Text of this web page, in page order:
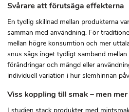
Svårare att förutsäga effekterna
En tydlig skillnad mellan produkterna
samman med användning. För
mellan högre konsumtion och mer
snus sågs inget tydligt samband
förändringar och mängd eller
individuell variation i hur slemhinnan
Viss koppling till smak – men